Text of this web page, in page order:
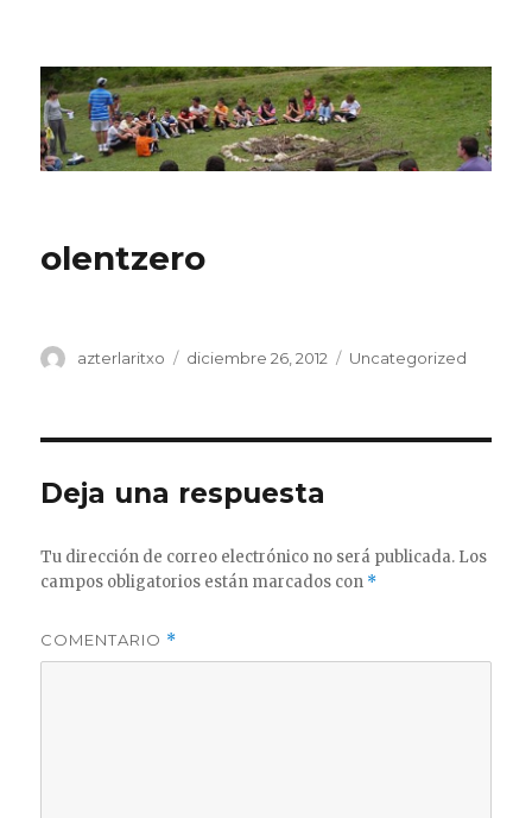
CPN Azterlariak
olentzero
Autor
azterlaritxo
Publicado
diciembre 26, 2012 Categorías
Uncategorized
Deja una respuesta
Tu dirección de correo electrónico no será publicada. Los
campos obligatorios están marcados con *
COMENTARIO *